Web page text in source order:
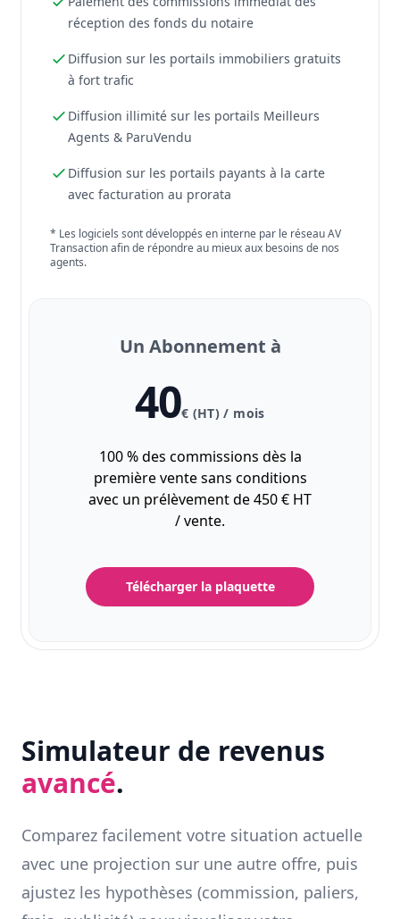
réception des fonds du notaire
Diffusion sur les portails immobiliers gratuits
à fort trafic
Diffusion illimité sur les portails Meilleurs
Agents & ParuVendu
Diffusion sur les portails payants à la carte
avec facturation au prorata
* Les logiciels sont développés en interne par le réseau AV
Transaction afin de répondre au mieux aux besoins de nos
agents.
Un Abonnement à
40€ (HT) / mois
100 % des commissions dès la
première vente sans conditions
avec un prélèvement de 450 € HT
/ vente.
Télécharger la plaquette
Simulateur de revenus
avancé.
Comparez facilement votre situation actuelle
avec une projection sur une autre offre, puis
ajustez les hypothèses (commission, paliers,